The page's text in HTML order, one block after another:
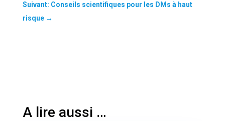
Suivant: Conseils scientifiques pour les DMs à haut
risque→
A lire aussi …